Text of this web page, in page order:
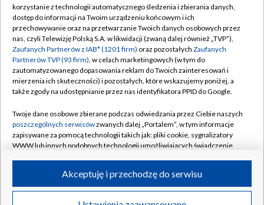
TVP
Abonament TVP
Emisja w TVP
Centrum informacji TVP
Naziemna Telewizja Cyfrowa
Rada Programowa
System NOS
Informacje o nadawcy
Program dla prasy
Regulamin TVP
Polityka prywatności
Moje zgody
Pomoc
Kontakt
Kanały
©2026 Telewizja Polska S.A. w likwidacji
korzystanie z technologii automatycznego śledzenia i zbierania danych,
dostęp do informacji na Twoim urządzeniu końcowym i ich
przechowywanie oraz na przetwarzanie Twoich danych osobowych przez
nas, czyli Telewizję Polską S.A. w likwidacji (zwaną dalej również „TVP”),
Zaufanych Partnerów z IAB* (1201 firm) oraz pozostałych Zaufanych
Partnerów TVP (93 firm), w celach marketingowych (w tym do
zautomatyzowanego dopasowania reklam do Twoich zainteresowań i
mierzenia ich skuteczności) i pozostałych, które wskazujemy poniżej, a
także zgody na udostępnianie przez nas identyfikatora PPID do Google.
Twoje dane osobowe zbierane podczas odwiedzania przez Ciebie naszych
poszczególnych serwisówzwanych dalej „Portalem”, w tym informacje
zapisywane za pomocą technologii takich jak: pliki cookie, sygnalizatory
WWW lub innych podobnych technologii umożliwiających świadczenie
ruchu w Internecie.
Twoje dane osobowe zbierane podczas odwiedzania przez Ciebie
Akceptuję i przechodzę do serwisu